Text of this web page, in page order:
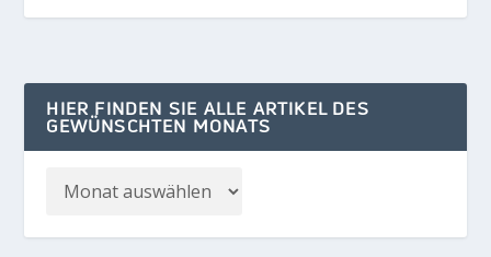
HIER FINDEN SIE ALLE ARTIKEL DES
GEWÜNSCHTEN MONATS